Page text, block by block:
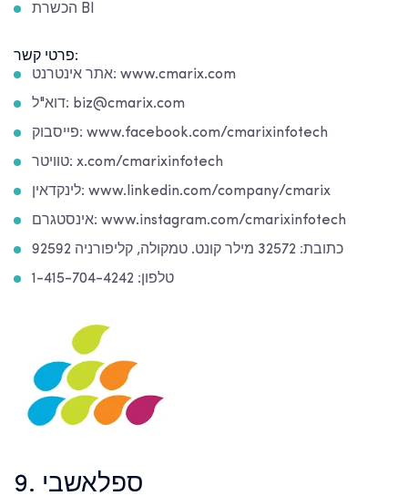
הכשרת BI
פרטי קשר:
אתר אינטרנט: www.cmarix.com
דוא"ל: biz@cmarix.com
פייסבוק: www.facebook.com/cmarixinfotech
טוויטר: x.com/cmarixinfotech
לינקדאין: www.linkedin.com/company/cmarix
אינסטגרם: www.instagram.com/cmarixinfotech
כתובת: 32572 מילר קונט. טמקולה, קליפורניה 92592
טלפון: 1-415-704-4242
9. ספלאשבי